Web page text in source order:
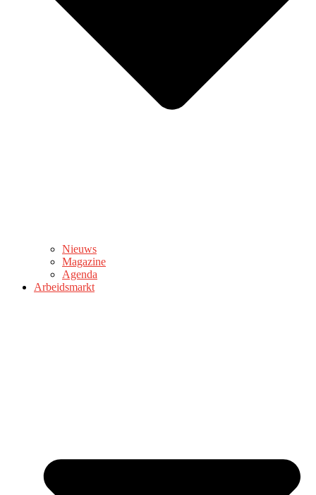
Nieuws
Magazine
Agenda
Arbeidsmarkt